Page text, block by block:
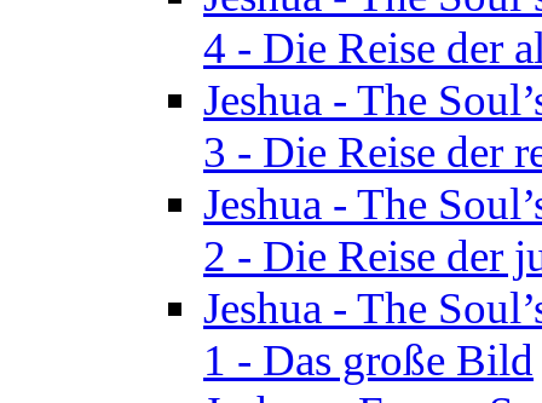
4 - Die Reise der
Jeshua - The
3 - Die Reise der
Jeshua - The
2 - Die Reise der
Jeshua - The
1 - Das große Bild